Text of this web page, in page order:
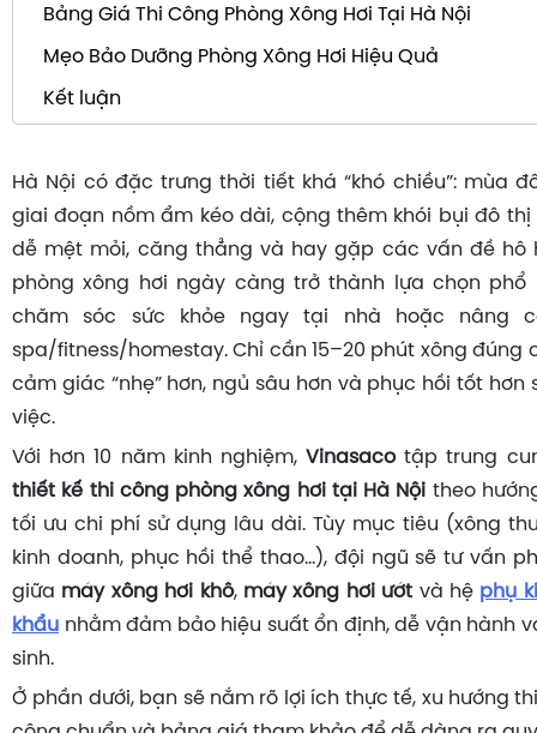
Bảng Giá Thi Công Phòng Xông Hơi Tại Hà Nội
Mẹo Bảo Dưỡng Phòng Xông Hơi Hiệu Quả
Kết luận
Hà Nội có đặc trưng thời tiết khá “khó chiều”: mùa
giai đoạn nồm ẩm kéo dài, cộng thêm khói bụi đô thị
dễ mệt mỏi, căng thẳng và hay gặp các vấn đề hô
phòng xông hơi ngày càng trở thành lựa chọn phổ
chăm sóc sức khỏe ngay tại nhà hoặc nâng
spa/fitness/homestay. Chỉ cần 15–20 phút xông đúng
cảm giác “nhẹ” hơn, ngủ sâu hơn và phục hồi tốt hơn
việc.
Với hơn 10 năm kinh nghiệm, Vinasacotập trung
thiết kế thi công phòng xông hơi tại Hà Nội theo
tối ưu chi phí sử dụng lâu dài. Tùy mục tiêu (xông
kinh doanh, phục hồi thể thao…), đội ngũ sẽ tư vấn
giữa máy xông hơi khô, máy xông hơi ướt và hệ phụ
khẩu nhằm đảm bảo hiệu suất ổn định, dễ vận hành
sinh.
Ở phần dưới, bạn sẽ nắm rõ lợi ích thực tế, xu hướng